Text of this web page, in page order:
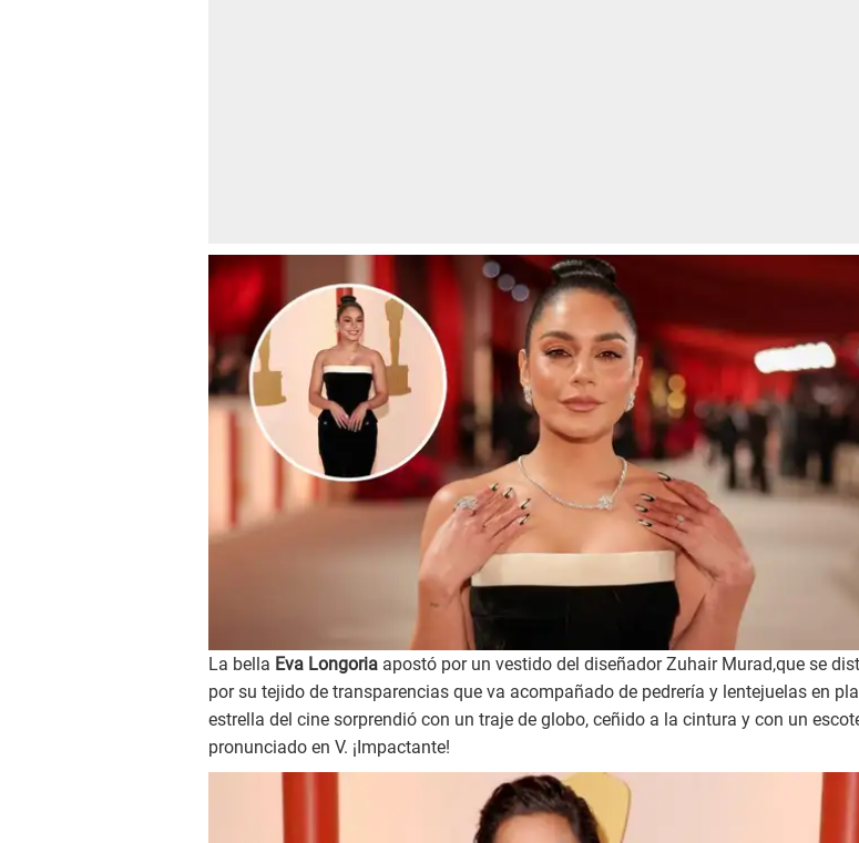
La bella Eva Longoria apostó por un vestido del diseñador Zuhair Murad,que se
por su tejido de transparencias que va acompañado de pedrería y lentejuelas en
estrella del cine sorprendió con un traje de globo, ceñido a la cintura y con un
pronunciado en V. ¡Impactante!